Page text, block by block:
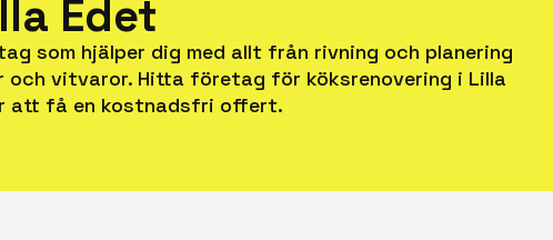
Edet
som hjälper dig med allt från rivning och planering
och vitvaror. Hitta företag för köksrenovering i Lilla
att få en kostnadsfri offert.